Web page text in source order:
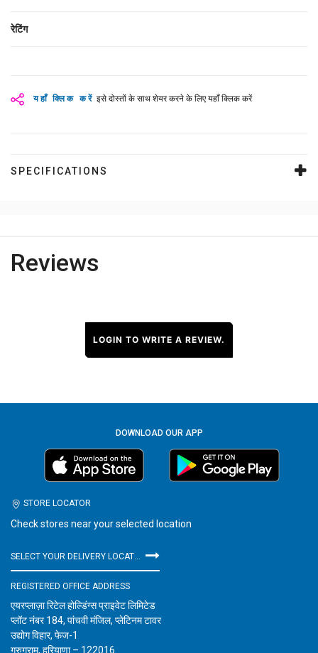
रेटिंग
यहाँ क्लिक करें इसे दोस्तों के साथ शेयर करने के लिए यहाँ क्लिक करें
SPECIFICATIONS
Reviews
LOGIN TO WRITE A REVIEW.
DOWNLOAD OUR APP
STORE LOCATOR
Check stores near your selected location
REGISTERED OFFICE ADDRESS
एयरप्लाज़ा रिटेल होल्डिंग्स प्राइवेट लिमिटेड
प्लॉट नंबर 184, पांचवी मंजिल, प्लेटिनम टावर
उद्योग विहार, फेज-1
गुरुग्राम, हरियाणा – 122016